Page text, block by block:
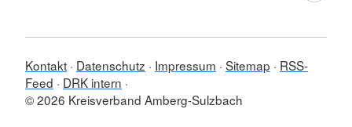
Kontakt Datenschutz Impressum Sitemap
RSS-
Feed
DRK intern
© 2026 Kreisverband Amberg-Sulzbach